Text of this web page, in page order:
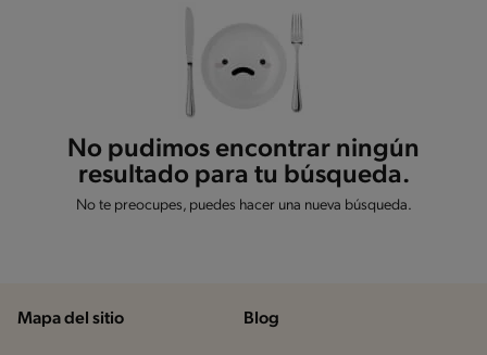
No pudimos encontrar ningún
resultado para tu búsqueda.
No te preocupes, puedes hacer una nueva búsqueda.
Mapa del sitio Blog